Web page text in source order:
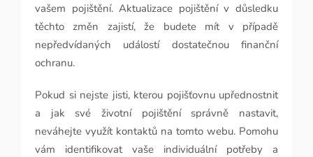
vašem pojištění. Aktualizace pojištění v důsledku
těchto změn zajistí, že budete mít v případě
nepředvídaných událostí dostatečnou finanční
ochranu.
Pokud si nejste jisti, kterou pojišťovnu upřednostnit
a jak své životní pojištění správně nastavit,
neváhejte využít kontaktů na tomto webu. Pomohu
vám identifikovat vaše individuální potřeby a